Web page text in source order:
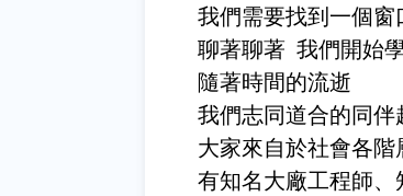
我們需要找到一個窗
聊著聊著 我們開始
隨著時間的流逝
我們志同道合的同伴
大家來自於社會各階
有知名大廠工程師、